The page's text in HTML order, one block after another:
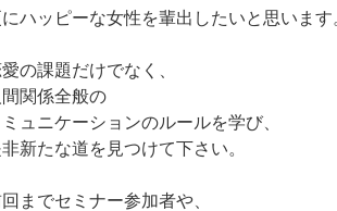
ハッピーな女性を輩出したいと思います
の課題だけでなく、
間関係全般の
ミュニケーションのルールを学び、
新たな道を見つけて下さい。
までセミナー参加者や、